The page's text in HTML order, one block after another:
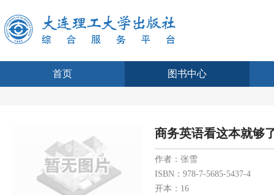
首页 图书中心
商务英语看这本就够
作者：张雪
ISBN：978-7-5685-5437-4
开本：16